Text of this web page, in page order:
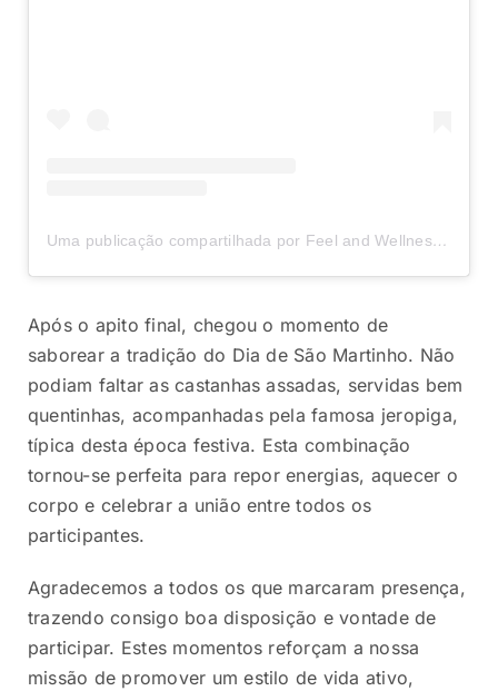
Uma publicação compartilhada por Feel and Wellness Academy (@feel.academy)
Após o apito final, chegou o momento de
saborear a tradição do Dia de São Martinho. Não
podiam faltar as castanhas assadas, servidas bem
quentinhas, acompanhadas pela famosa jeropiga,
típica desta época festiva. Esta combinação
tornou-se perfeita para repor energias, aquecer o
corpo e celebrar a união entre todos os
participantes.
Agradecemos a todos os que marcaram presença,
trazendo consigo boa disposição e vontade de
participar. Estes momentos reforçam a nossa
missão de promover um estilo de vida ativo,